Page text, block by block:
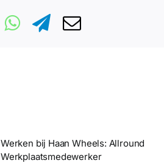
Werken bij Haan Wheels: Allround
Werkplaatsmedewerker